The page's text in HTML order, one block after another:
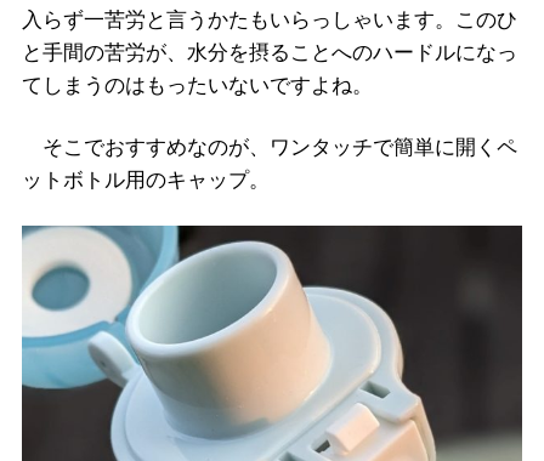
入らず一苦労と言うかたもいらっしゃいます。このひ
と手間の苦労が、水分を摂ることへのハードルになっ
てしまうのはもったいないですよね。
そこでおすすめなのが、ワンタッチで簡単に開くペ
ットボトル用のキャップ。